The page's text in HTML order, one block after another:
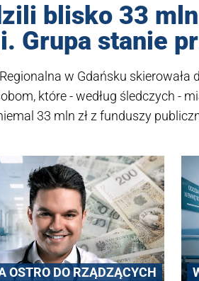
blisko 33
Grupa stanie
w Gdańsku
które - według śledczych -
33 mln zł z funduszy
postępowanie odpowiadało
prokuratury.
OSTRO DO RZĄDZĄCYCH